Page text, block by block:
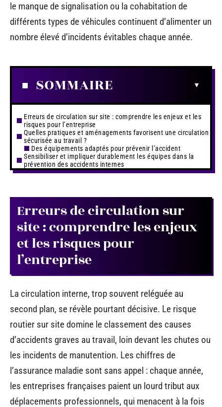
le manque de signalisation ou la cohabitation de
différents types de véhicules continuent d’alimenter un
nombre élevé d’incidents évitables chaque année.
SOMMAIRE
Erreurs de circulation sur site : comprendre les enjeux et les
risques pour l’entreprise
Quelles pratiques et aménagements favorisent une circulation
sécurisée au travail ?
Des équipements adaptés pour prévenir l’accident
Sensibiliser et impliquer durablement les équipes dans la
prévention des accidents internes
Erreurs de circulation sur
site : comprendre les enjeux
et les risques pour
l’entreprise
La circulation interne, trop souvent reléguée au
second plan, se révèle pourtant décisive. Le risque
routier sur site domine le classement des causes
d’accidents graves au travail, loin devant les chutes ou
les incidents de manutention. Les chiffres de
l’assurance maladie sont sans appel : chaque année,
les entreprises françaises paient un lourd tribut aux
déplacements professionnels, qui menacent à la fois